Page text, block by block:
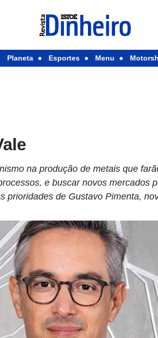
Planeta Esportes Menu
na produção de metais que
e buscar novos mercados
prioridades de Gustavo Pimenta,